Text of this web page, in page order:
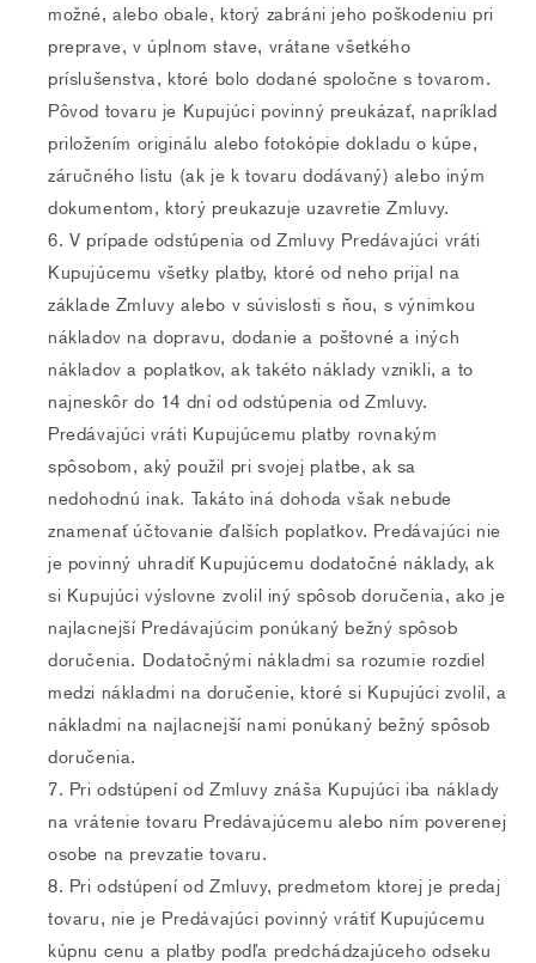
možné, alebo obale, ktorý zabráni jeho poškodeniu pri
preprave, v úplnom stave, vrátane všetkého
príslušenstva, ktoré bolo dodané spoločne s tovarom.
Pôvod tovaru je Kupujúci povinný preukázať, napríklad
priložením originálu alebo fotokópie dokladu o kúpe,
záručného listu (ak je k tovaru dodávaný) alebo iným
dokumentom, ktorý preukazuje uzavretie Zmluvy.
V prípade odstúpenia od Zmluvy Predávajúci vráti
Kupujúcemu všetky platby, ktoré od neho prijal na
základe Zmluvy alebo v súvislosti s ňou, s výnimkou
nákladov na dopravu, dodanie a poštovné a iných
nákladov a poplatkov, ak takéto náklady vznikli, a to
najneskôr do 14 dní od odstúpenia od Zmluvy.
Predávajúci vráti Kupujúcemu platby rovnakým
spôsobom, aký použil pri svojej platbe, ak sa
nedohodnú inak. Takáto iná dohoda však nebude
znamenať účtovanie ďalších poplatkov. Predávajúci nie
je povinný uhradiť Kupujúcemu dodatočné náklady, ak
si Kupujúci výslovne zvolil iný spôsob doručenia, ako je
najlacnejší Predávajúcim ponúkaný bežný spôsob
doručenia. Dodatočnými nákladmi sa rozumie rozdiel
medzi nákladmi na doručenie, ktoré si Kupujúci zvolil, a
nákladmi na najlacnejší nami ponúkaný bežný spôsob
doručenia.
Pri odstúpení od Zmluvy znáša Kupujúci iba náklady
na vrátenie tovaru Predávajúcemu alebo ním poverenej
osobe na prevzatie tovaru.
Pri odstúpení od Zmluvy, predmetom ktorej je predaj
tovaru, nie je Predávajúci povinný vrátiť Kupujúcemu
kúpnu cenu a platby podľa predchádzajúceho odseku